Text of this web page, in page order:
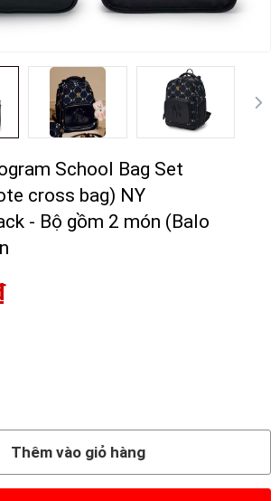
School Bag Set
cross bag) NY
- Bộ gồm 2 món (Balo
Thêm vào giỏ hàng